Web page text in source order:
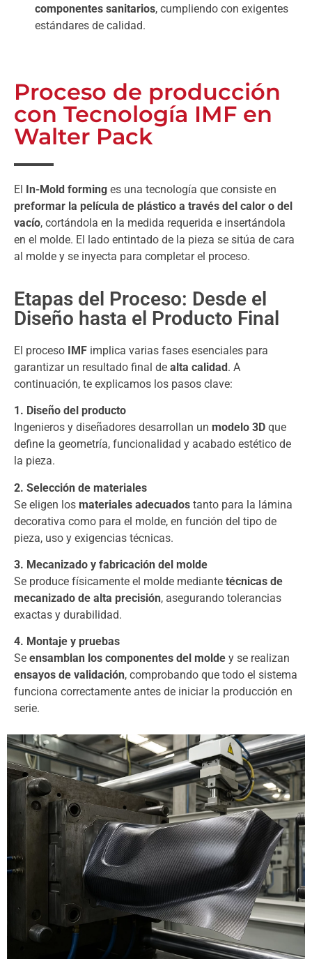
componentes sanitarios, cumpliendo con exigentes
estándares de calidad.
Proceso de producción
con Tecnología IMF en
Walter Pack
El In-Mold forming es una tecnología que consiste en
preformar la película de plástico a través del calor o del
vacío, cortándola en la medida requerida e insertándola
en el molde. El lado entintado de la pieza se sitúa de cara
al molde y se inyecta para completar el proceso.
Etapas del Proceso: Desde el
Diseño hasta el Producto Final
El proceso IMF implica varias fases esenciales para
garantizar un resultado final de alta calidad. A
continuación, te explicamos los pasos clave:
1. Diseño del producto
Ingenieros y diseñadores desarrollan un modelo 3D que
define la geometría, funcionalidad y acabado estético de
la pieza.
2. Selección de materiales
Se eligen los materiales adecuados tanto para la lámina
decorativa como para el molde, en función del tipo de
pieza, uso y exigencias técnicas.
3. Mecanizado y fabricación del molde
Se produce físicamente el molde mediante técnicas de
mecanizado de alta precisión, asegurando tolerancias
exactas y durabilidad.
4. Montaje y pruebas
Se ensamblan los componentes del molde y se realizan
ensayos de validación, comprobando que todo el sistema
funciona correctamente antes de iniciar la producción en
serie.